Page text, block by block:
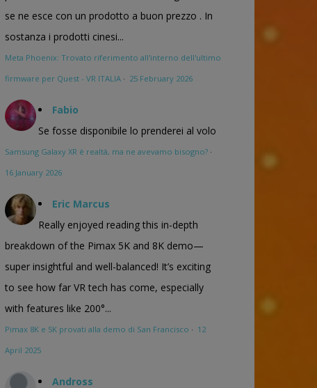
se ne esce con un prodotto a buon prezzo . In
sostanza i prodotti cinesi...
Meta Phoenix: Trovato riferimento all'interno dell'ultimo
firmware per Quest - VR ITALIA · 25 February 2026
Fabio
Se fosse disponibile lo prenderei al volo
Samsung Galaxy XR è realtà, ma ne avevamo bisogno? ·
16 January 2026
Eric Marcus
Really enjoyed reading this in-depth
breakdown of the Pimax 5K and 8K demo—
super insightful and well-balanced! It’s exciting
to see how far VR tech has come, especially
with features like 200°...
Pimax 8K e 5K provati alla demo di San Francisco · 12
April 2025
Andross